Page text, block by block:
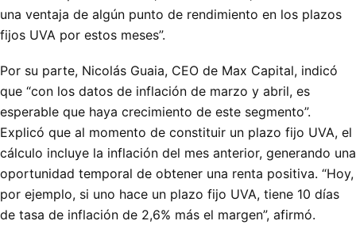
una ventaja de algún punto de rendimiento en los plazos
fijos UVA por estos meses”.
Por su parte, Nicolás Guaia, CEO de Max Capital, indicó
que “con los datos de inflación de marzo y abril, es
esperable que haya crecimiento de este segmento”.
Explicó que al momento de constituir un plazo fijo UVA, el
cálculo incluye la inflación del mes anterior, generando una
oportunidad temporal de obtener una renta positiva. “Hoy,
por ejemplo, si uno hace un plazo fijo UVA, tiene 10 días
de tasa de inflación de 2,6% más el margen”, afirmó.